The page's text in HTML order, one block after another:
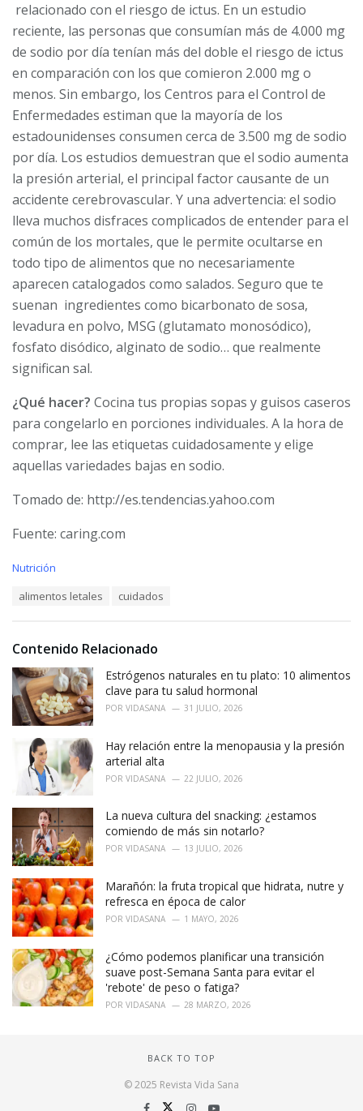
relacionado con el riesgo de ictus. En un estudio
reciente, las personas que consumían más de 4.000 mg
de sodio por día tenían más del doble el riesgo de ictus
en comparación con los que comieron 2.000 mg o
menos. Sin embargo, los Centros para el Control de
Enfermedades estiman que la mayoría de los
estadounidenses consumen cerca de 3.500 mg de sodio
por día. Los estudios demuestran que el sodio aumenta
la presión arterial, el principal factor causante de un
accidente cerebrovascular. Y una advertencia: el sodio
lleva muchos disfraces complicados de entender para el
común de los mortales, que le permite ocultarse en
todo tipo de alimentos que no necesariamente
aparecen catalogados como salados. Seguro que te
suenan ingredientes como bicarbonato de sosa,
levadura en polvo, MSG (glutamato monosódico),
fosfato disódico, alginato de sodio… que realmente
significan sal.
¿Qué hacer? Cocina tus propias sopas y guisos caseros
para congelarlo en porciones individuales. A la hora de
comprar, lee las etiquetas cuidadosamente y elige
aquellas variedades bajas en sodio.
Tomado de: http://es.tendencias.yahoo.com
Fuente: caring.com
C
r
i
e
s
Nutrición
:
alimentos letales cuidados
Contenido Relacionado
Estrógenos naturales en tu plato: 10 alimentos
clave para tu salud hormonal
POR VIDASANA 31 JULIO, 2026
Hay relación entre la menopausia y la presión
arterial alta
POR VIDASANA 22 JULIO, 2026
La nueva cultura del snacking: ¿estamos
comiendo de más sin notarlo?
POR VIDASANA 13 JULIO, 2026
Marañón: la fruta tropical que hidrata, nutre y
refresca en época de calor
POR VIDASANA 1 MAYO, 2026
¿Cómo podemos planificar una transición
suave post-Semana Santa para evitar el
'rebote' de peso o fatiga?
POR VIDASANA 28 MARZO, 2026
BACK TO TOP
© 2025 Revista Vida Sana